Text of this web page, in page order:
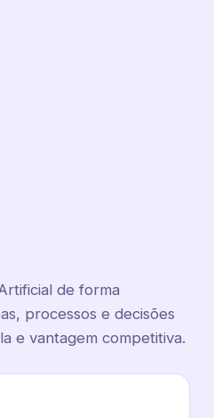
de forma
processos e decisões
e vantagem competitiva.